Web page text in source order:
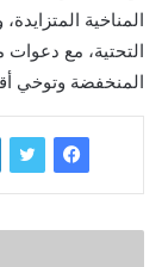
المناخية
التحتية، مع دعوات
المنخفضة وتوخي